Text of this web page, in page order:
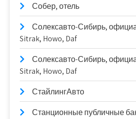
Собер, отель
Солексавто-Сибирь,
Sitrak, Howo, Daf
Солексавто-Сибирь,
Sitrak, Howo, Daf
СтайлингАвто
Станционные публичные